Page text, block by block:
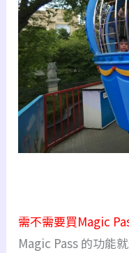
需不需要買Magic
Magic Pass 的功能